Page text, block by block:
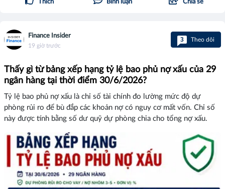
Thích Bình luận Chia sẻ
Finance Insider
19 giờ trước
3 Theo dõi
Thấy gì từ bảng xếp hạng tỷ lệ bao phủ nợ xấu của 29
ngân hàng tại thời điểm 30/6/2026?
Tỷ lệ bao phủ nợ xấu là chỉ số tài chính đo lường mức độ dự
phòng rủi ro để bù đắp các khoản nợ có nguy cơ mất vốn. Chỉ số
này được tính bằng số dư quỹ dự phòng chia cho tổng nợ xấu.